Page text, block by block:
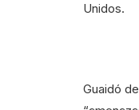
Unidos.
Guaidó